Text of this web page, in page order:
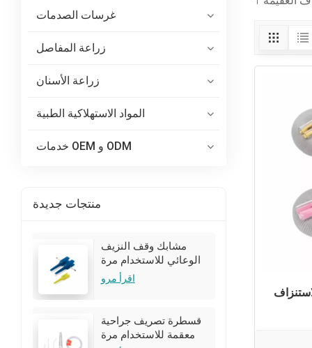
غرسات الصدمات
زراعة المفاصل
زراعة الأسنان
المواد الاستهلاكية الطبية
خدمات OEM و ODM
منتجات جديدة
مشابك وقف النزيف
الوعائي للاستخدام مرة
واحدة للجراحة
اقرأ مرو
قسطرة تصريف جراحية
معقمة للاستخدام مرة